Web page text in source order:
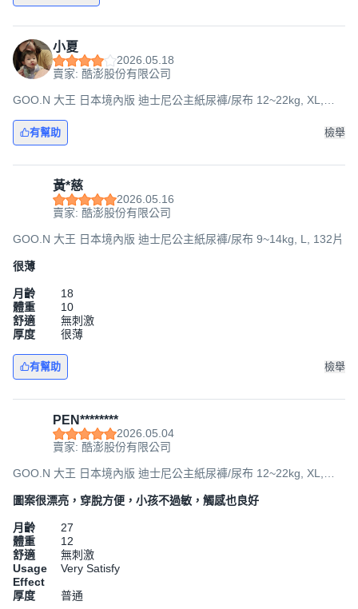
小夏
2026.05.18
賣家: 酷澎股份有限公司
GOO.N 大王 日本境內版 迪士尼公主紙尿褲/尿布 12~22kg, XL,
有幫助 檢舉
黃*慈
2026.05.16
賣家: 酷澎股份有限公司
GOO.N 大王 日本境內版 迪士尼公主紙尿褲/尿布 9~14kg, L, 132片
很薄
月齡
18
體重
10
舒適
無刺激
厚度
很薄
有幫助 檢舉
PEN********
2026.05.04
賣家: 酷澎股份有限公司
GOO.N 大王 日本境內版 迪士尼公主紙尿褲/尿布 12~22kg, XL,
圖案很漂亮，穿脫方便，小孩不過敏，觸感也良好
月齡
27
體重
12
舒適
無刺激
Usage
Effect
Very Satisfy
厚度 普通